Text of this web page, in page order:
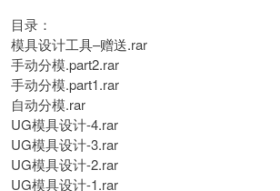
目录：
模具设计工具–赠送.rar
手动分模.part2.rar
手动分模.part1.rar
自动分模.rar
UG模具设计-4.rar
UG模具设计-3.rar
UG模具设计-2.rar
UG模具设计-1.rar